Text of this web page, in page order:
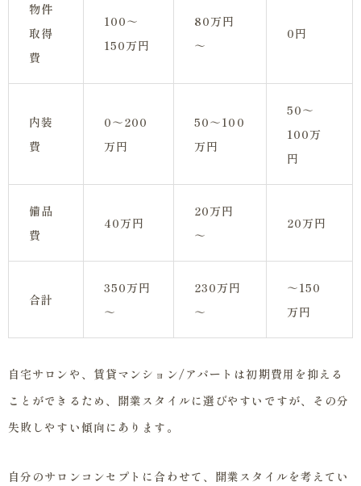
物件
取得
費
100～
150万円
80万円
～
0円
内装
費
0～200
万円
50～100
万円
50～
100万
円
備品
費
40万円
20万円
～
20万円
合計
350万円
～
230万円
～
～150
万円
自宅サロンや、賃貸マンション/アパートは初期費用を抑える
ことができるため、開業スタイルに選びやすいですが、その分
失敗しやすい傾向にあります。
自分のサロンコンセプトに合わせて、開業スタイルを考えてい